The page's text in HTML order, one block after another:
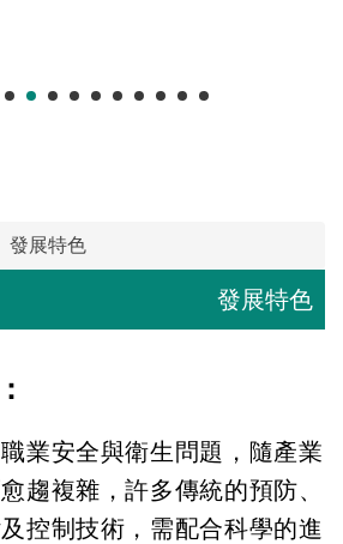
發展特色
發展特色
業安全與衛生問題，隨產業
趨複雜，許多傳統的預防、
控制技術，需配合科學的進